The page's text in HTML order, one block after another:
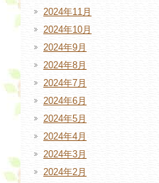
2024年11月
2024年10月
2024年9月
2024年8月
2024年7月
2024年6月
2024年5月
2024年4月
2024年3月
2024年2月